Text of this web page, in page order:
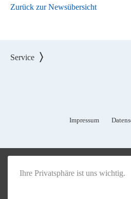
Zurück zur Newsübersicht
Service
Impressum
Ihre Privatsphäre ist uns wichtig.